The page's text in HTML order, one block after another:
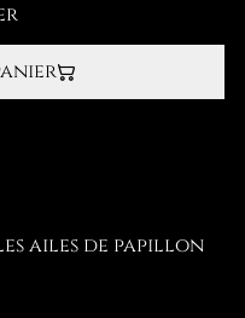
ailes de papillon